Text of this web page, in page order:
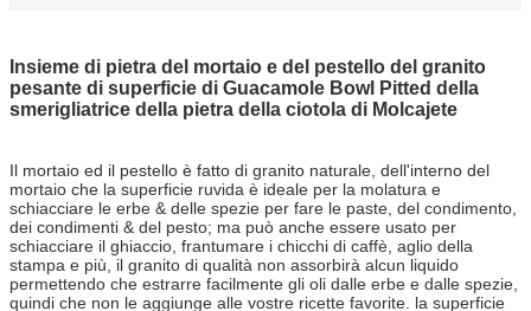
Insieme di pietra del mortaio e del pestello del granito
pesante di superficie di Guacamole Bowl Pitted della
smerigliatrice della pietra della ciotola di Molcajete
Il mortaio ed il pestello è fatto di granito naturale, dell'interno del
mortaio che la superficie ruvida è ideale per la molatura e
schiacciare le erbe & delle spezie per fare le paste, del condimento,
dei condimenti & del pesto; ma può anche essere usato per
schiacciare il ghiaccio, frantumare i chicchi di caffè, aglio della
stampa e più, il granito di qualità non assorbirà alcun liquido
permettendo che estrarre facilmente gli oli dalle erbe e dalle spezie,
quindi che non le aggiunge alle vostre ricette favorite. la superficie